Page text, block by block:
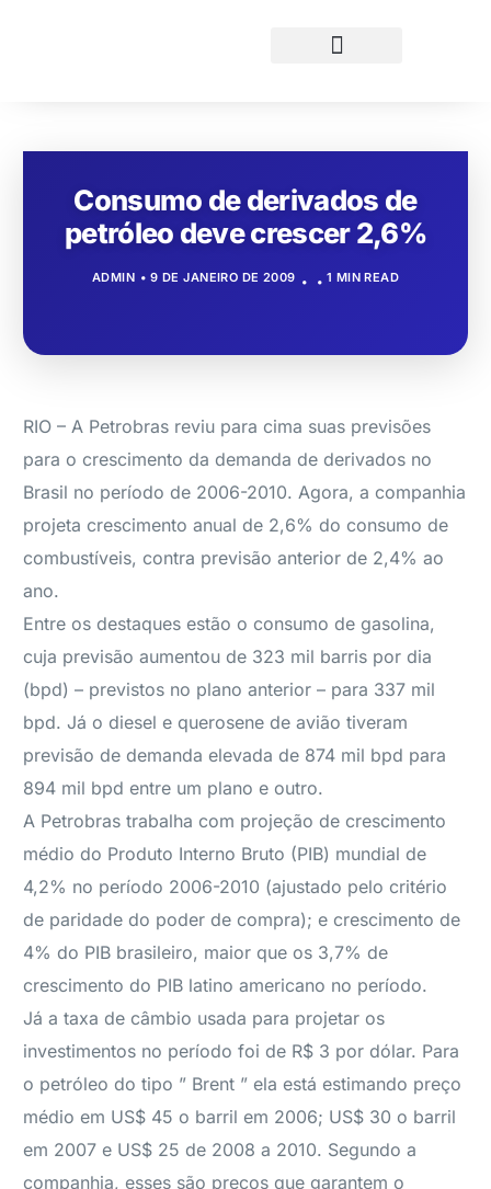
Consumo de derivados de
petróleo deve crescer 2,6%
ADMIN 9 DE JANEIRO DE 2009 1 MIN READ
RIO – A Petrobras reviu para cima suas previsões
para o crescimento da demanda de derivados no
Brasil no período de 2006-2010. Agora, a companhia
projeta crescimento anual de 2,6% do consumo de
combustíveis, contra previsão anterior de 2,4% ao
ano.
Entre os destaques estão o consumo de gasolina,
cuja previsão aumentou de 323 mil barris por dia
(bpd) – previstos no plano anterior – para 337 mil
bpd. Já o diesel e querosene de avião tiveram
previsão de demanda elevada de 874 mil bpd para
894 mil bpd entre um plano e outro.
A Petrobras trabalha com projeção de crescimento
médio do Produto Interno Bruto (PIB) mundial de
4,2% no período 2006-2010 (ajustado pelo critério
de paridade do poder de compra); e crescimento de
4% do PIB brasileiro, maior que os 3,7% de
crescimento do PIB latino americano no período.
Já a taxa de câmbio usada para projetar os
investimentos no período foi de R$ 3 por dólar. Para
o petróleo do tipo ” Brent ” ela está estimando preço
médio em US$ 45 o barril em 2006; US$ 30 o barril
em 2007 e US$ 25 de 2008 a 2010. Segundo a
companhia, esses são preços que garantem o